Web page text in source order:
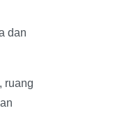
dan
ruang